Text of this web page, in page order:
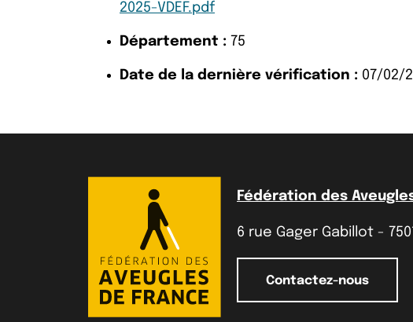
2025-VDEF.pdf
Département : 75
Date de la dernière vérification : 07/02/
Fédération des
6 rue Gager Gabillot -
Contactez-nous